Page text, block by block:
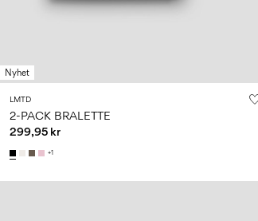
Nyhet
LMTD
2-PACK BRALETTE
299,95 kr
+1